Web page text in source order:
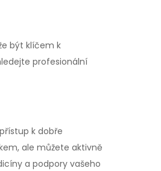
být klíčem k
profesionální
k dobře
ale můžete aktivně
a podpory vašeho